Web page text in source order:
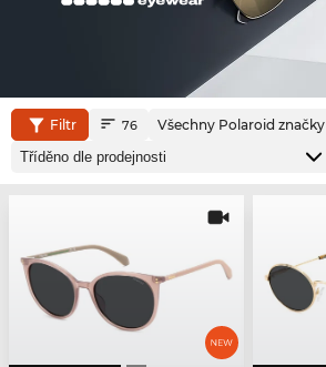
Filtr 76 Všechny Polaroid značky